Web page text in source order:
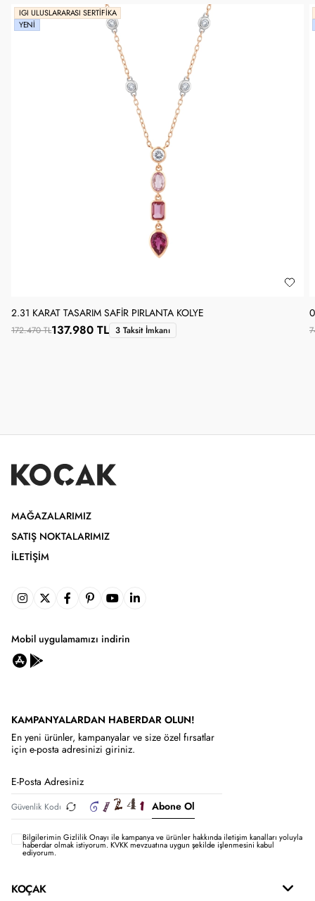
IGI ULUSLARARASI SERTIFIKA
YENI
2.31 KARAT TASARIM SAFIR PIRLANTA KOLYE
172.470 TL137.980 TL 3 Taksit İmkanı
MAĞAZALARIMIZ
SATIŞ NOKTALARIMIZ
İLETIŞIM
Mobil uygulamamızı indirin
KAMPANYALARDAN HABERDAR OLUN!
En yeni ürünler, kampanyalar ve size özel fırsatlar
için e-posta adresinizi giriniz.
Abone Ol
Bilgilerimin Gizlilik Onayı ile kampanya ve ürünler hakkında iletişim kanalları yoluyla
haberdar olmak istiyorum.KVKK mevzuatına uygun şekilde işlenmesini kabul
ediyorum.
KOÇAK